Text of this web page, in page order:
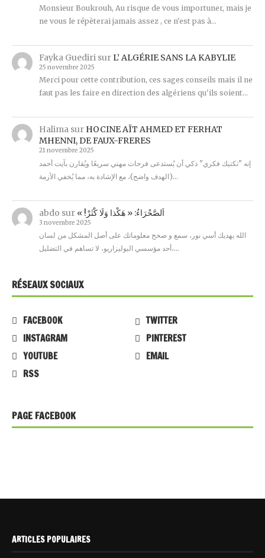
Monsieur Boukrouh, Au risque de vous importuner, mais je
ne vous le répèterai jamais assez , ce n'est pas à…
Fayka Guedirisur L’ ALGÉRIE SANS LA KABYLIE
25 novembre 2025
Merci pour cette contribution, ces sages conseils mais il ne
faut pas les faire en direction des algériens qu'ils soient…
Halimasur HOCINE AÏT AHMED ET FERHAT
MHENNI, DE FAUX-FRERES
21 novembre 2025
إنه "تكتيك فكري" ذكي أن يُستدعى فرحات مهني سريعًا ويُقارن بآيت أحمد
(الهدف واضح)، مع الإشادة به، مما يُخفي الأزمة…
abdo sur « !اَلصَّحْرَاءُ: « هَكْذا وَلَا كْثَرْ
3 novembre 2025
الله يهديك أسي نور، سمع و صحح معلوماتك على أصل المشكل من لسان
أحد مؤسسي البوليزاريو، لا تساهم في التضليل،…
RÉSEAUX SOCIAUX
FACEBOOK
TWITTER
INSTAGRAM
PINTEREST
YOUTUBE
EMAIL
RSS
PAGE FACEBOOK
ARTICLES POPULAIRES